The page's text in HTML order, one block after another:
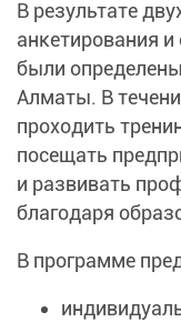
В результате
анкетирования
были
Алматы. В
проходить
посещать
и развивать
благодаря
В программе